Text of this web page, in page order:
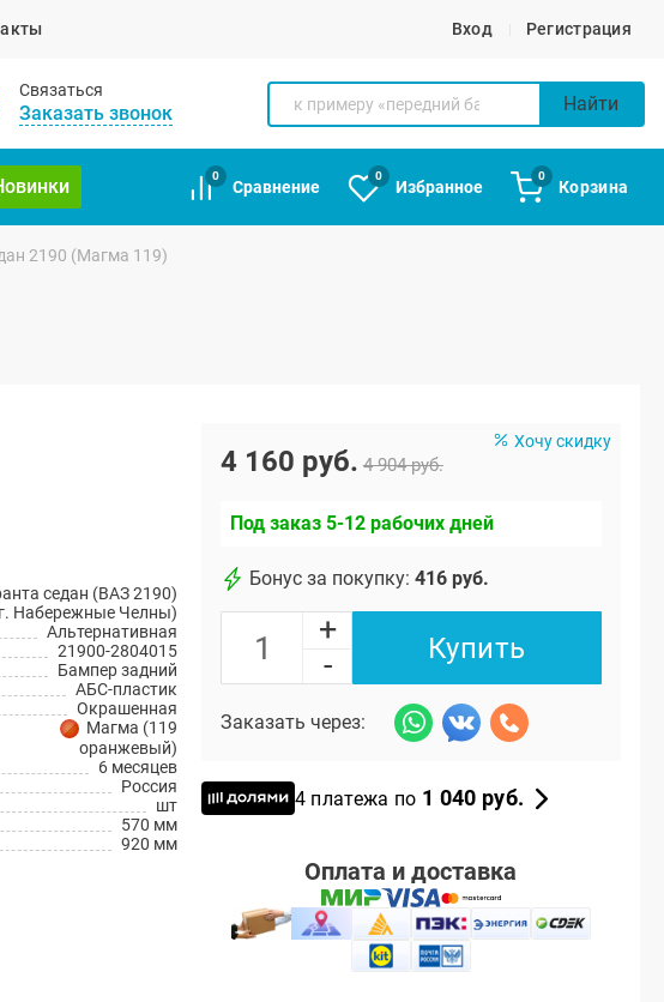
Вход Регистрация
Связаться
Заказать звонок Найти
0
Сравнение
0
Избранное
0
Корзина
2190 (Магма 119)
седан (ВАЗ 2190)
Набережные Челны)
Альтернативная
21900-2804015
Бампер задний
АБС-пластик
Окрашенная
Магма (119
оранжевый)
6 месяцев
Россия
шт
570 мм
920 мм
Хочу скидку
4 160 руб. 4 904 руб.
Под заказ 5-12 рабочих дней
Бонус за покупку: 416 руб.
+
-
Купить
Заказать через:
4 платежа по 1 040 руб.
Оплата и доставка